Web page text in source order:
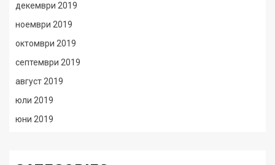
декември 2019
ноември 2019
октомври 2019
септември 2019
август 2019
юли 2019
юни 2019